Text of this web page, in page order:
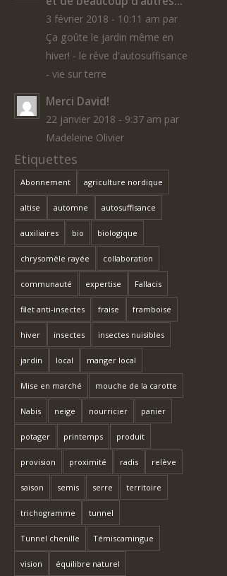
3 février 2018 - 10:11 am par
Ça goûte le jardin même en
hiver! - le rêve d'autosuffisance
- vie sur terre
Merci David!
22 janvier 2018 - 9:37 am par
Madeleine Olivier
Etiquettes
Abonnement agriculture nordique
altise automne autosuffisance
auxiliaires bio biologique
chrysomèle rayée collaboration
communauté expertise Fallacis
filet anti-insectes fraise framboise
hiver insectes insectes nuisibles
jardin local manger local
Mise en marché mouche de la carotte
Nabis neige nourricier panier
potager printemps produit
provision proximité radis relève
saison semis serre territoire
trichogramme tunnel
Tunnel chenille Témiscamingue
vision équilibre naturel